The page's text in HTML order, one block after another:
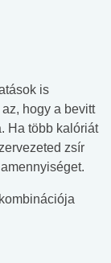
is
hogy a bevitt
Ha több kalóriát
zsír